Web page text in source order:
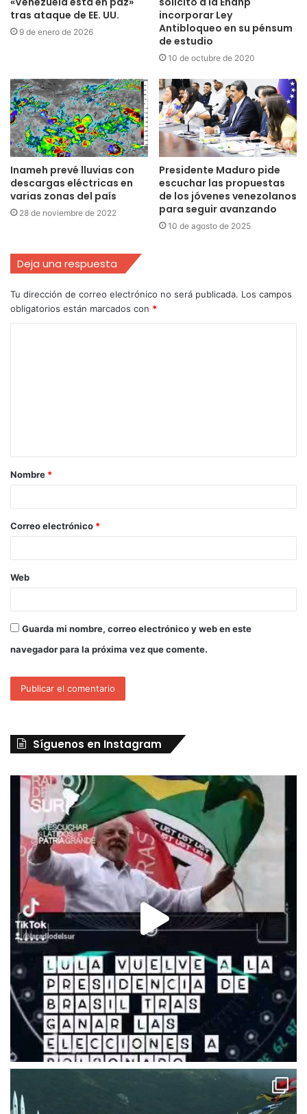
tras ataque de EE. UU.
9 de enero de 2026
incorporar Ley
Antibloqueo en su pénsum
de estudio
10 de octubre de 2020
Inameh prevé lluvias con
descargas eléctricas en
varias zonas del país
28 de noviembre de 2022
Presidente Maduro pide
escuchar las propuestas
de los jóvenes venezolanos
para seguir avanzando
10 de agosto de 2025
Deja una respuesta
Tu dirección de correo electrónico no será publicada. Los campos
obligatorios están marcados con *
Nombre *
Correo electrónico *
Web
Guarda mi nombre, correo electrónico y web en este
navegador para la próxima vez que comente.
Síguenos en Instagram